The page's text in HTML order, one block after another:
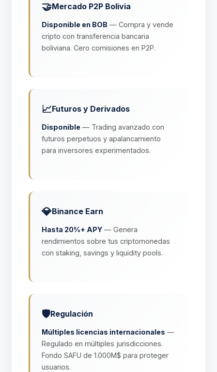
🤝Mercado P2P Bolivia
Disponible en BOB — Compra y vende
cripto con transferencia bancaria
boliviana. Cero comisiones en P2P.
📈Futuros y Derivados
Disponible — Trading avanzado con
futuros perpetuos y apalancamiento
para inversores experimentados.
💎Binance Earn
Hasta 20%+ APY — Genera
rendimientos sobre tus criptomonedas
con staking, savings y liquidity pools.
🛡️Regulación
Múltiples licencias internacionales —
Regulado en múltiples jurisdicciones.
Fondo SAFU de 1.000M$ para proteger
usuarios.